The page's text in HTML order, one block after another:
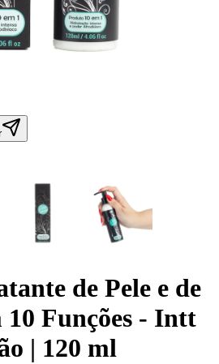
de Pele e de
10 Funções - Intt
| 120 ml